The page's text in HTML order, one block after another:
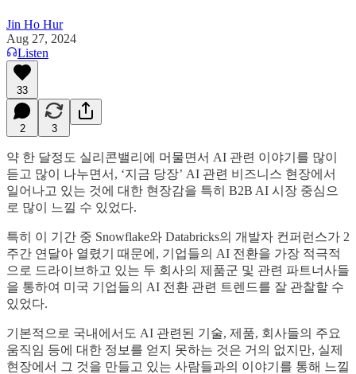
Jin Ho Hur
Aug 27, 2024
Listen
33
2 3
약 한 달정도 실리콘밸리에 머물면서 AI 관련 이야기를 많이
듣고 많이 나누면서, ‘지금 당장’ AI 관련 비즈니스 현장에서
일어나고 있는 것에 대한 현장감을 특히 B2B AI 시장 중심으
로 많이 느낄 수 있었다.
특히 이 기간 중 Snowflake와 Databricks의 개발자 컨퍼런스가 2
주간 연달아 열렸기 때문에, 기업들의 AI 전환을 가장 적극적
으로 드라이브하고 있는 두 회사의 제품군 및 관련 파트너사들
을 통하여 미국 기업들의 AI 전환 관련 트렌드를 잘 관찰할 수
있었다.
기본적으로 국내에서도 AI 관련된 기술, 제품, 회사들의 주요
움직임 등에 대한 정보를 얻지 못하는 것은 거의 없지만, 실제
현장에서 그 것을 만들고 있는 사람들과의 이야기를 통해 느낄